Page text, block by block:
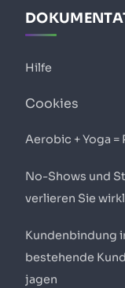
Hilfe
Cookies
Aerobic + Yoga =
No-Shows und
verlieren Sie
Kundenbindung
bestehende
jagen